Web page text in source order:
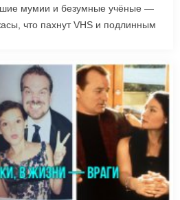
мумии и безумные учёные —
что пахнут VHS и подлинным